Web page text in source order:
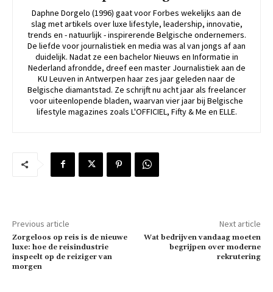
Daphne Dorgelo (1996) gaat voor Forbes wekelijks aan de
slag met artikels over luxe lifestyle, leadership, innovatie,
trends en - natuurlijk - inspirerende Belgische ondernemers.
De liefde voor journalistiek en media was al van jongs af aan
duidelijk. Nadat ze een bachelor Nieuws en Informatie in
Nederland afrondde, dreef een master Journalistiek aan de
KU Leuven in Antwerpen haar zes jaar geleden naar de
Belgische diamantstad. Ze schrijft nu acht jaar als freelancer
voor uiteenlopende bladen, waarvan vier jaar bij Belgische
lifestyle magazines zoals L'OFFICIEL, Fifty & Me en ELLE.
Previous article
Zorgeloos op reis is de nieuwe
luxe: hoe de reisindustrie
inspeelt op de reiziger van
morgen
Next article
Wat bedrijven vandaag moeten
begrijpen over moderne
rekrutering